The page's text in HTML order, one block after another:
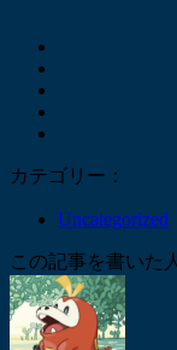
カテゴリー：
Uncategorized
この記事を書いた人